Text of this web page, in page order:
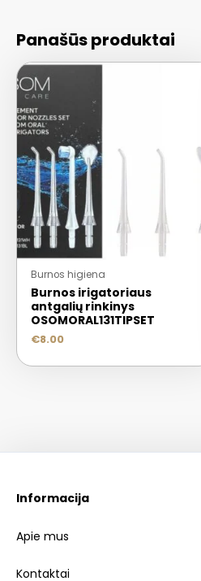
Panašūs produktai
Burnos higiena
Burnos irigatoriaus
antgalių rinkinys
OSOMORAL131TIPSET
€8.00
Informacija
Apie mus
Kontaktai